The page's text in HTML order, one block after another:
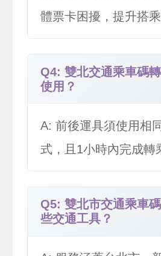
體票卡困擾，提升搭乘
Q4: 雙北交通乘車碼
使用？
A: 前後運具須使用相
式，且1小時內完成轉
Q5: 雙北市交通乘車
些交通工具？